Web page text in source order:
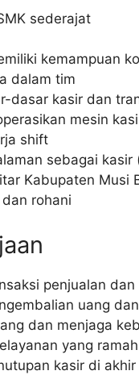
sederajat
kemampuan
dalam tim
dasar kasir dan
mesin
shift
sebagai kasir
Kabupaten Musi
rohani
penjualan
uang
dan menjaga
yang
kasir di